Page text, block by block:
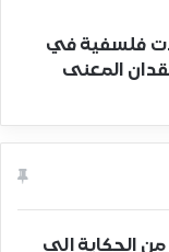
فلسفية في
المعنى
الحكاية إلى